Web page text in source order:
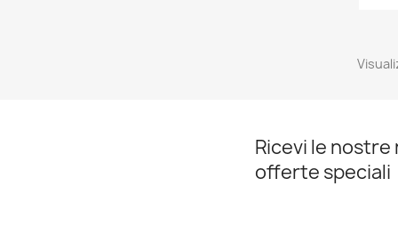
Ricevi le nostre
offerte speciali